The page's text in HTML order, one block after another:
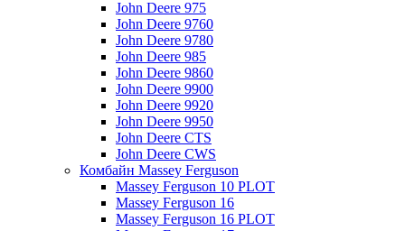
John Deere 975
John Deere 9760
John Deere 9780
John Deere 985
John Deere 9860
John Deere 9900
John Deere 9920
John Deere 9950
John Deere CTS
John Deere CWS
Комбайн Massey Ferguson
Massey Ferguson 10 PLOT
Massey Ferguson 16
Massey Ferguson 16 PLOT